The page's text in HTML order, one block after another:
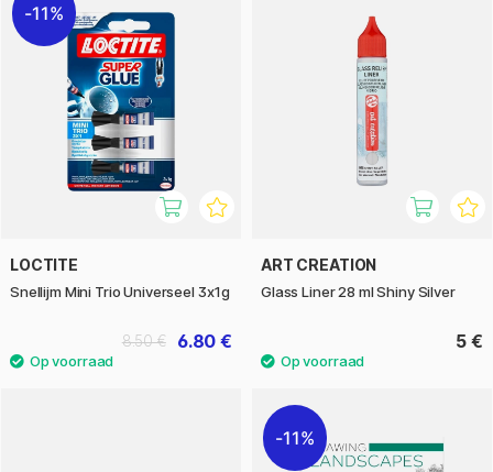
11%
LOCTITE
Snellijm Mini Trio Universeel 3x1g
6.80 €
8.50 €
ART CREATION
Glass Liner 28 ml Shiny Silver
5 €
11%